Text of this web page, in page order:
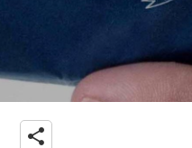
share